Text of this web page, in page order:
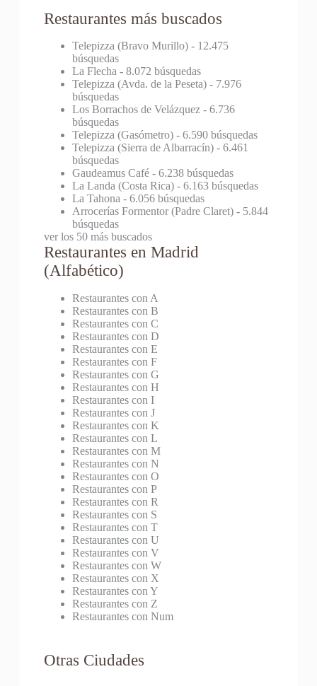
Restaurantes más buscados
Telepizza (Bravo Murillo)- 12.475
búsquedas
La Flecha - 8.072 búsquedas
Telepizza (Avda. de la Peseta)- 7.976
búsquedas
Los Borrachos de Velázquez- 6.736
búsquedas
Telepizza (Gasómetro)- 6.590 búsquedas
Telepizza (Sierra de Albarracín)- 6.461
búsquedas
Gaudeamus Café- 6.238 búsquedas
La Landa (Costa Rica)- 6.163 búsquedas
La Tahona - 6.056 búsquedas
Arrocerías Formentor (Padre Claret)- 5.844
búsquedas
ver los 50 más buscados
Restaurantes en Madrid
(Alfabético)
Restaurantes con A
Restaurantes con B
Restaurantes con C
Restaurantes con D
Restaurantes con E
Restaurantes con F
Restaurantes con G
Restaurantes con H
Restaurantes con I
Restaurantes con J
Restaurantes con K
Restaurantes con L
Restaurantes con M
Restaurantes con N
Restaurantes con O
Restaurantes con P
Restaurantes con R
Restaurantes con S
Restaurantes con T
Restaurantes con U
Restaurantes con V
Restaurantes con W
Restaurantes con X
Restaurantes con Y
Restaurantes con Z
Restaurantes con Num
Otras Ciudades